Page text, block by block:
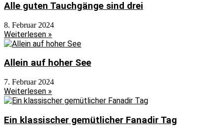
Alle guten Tauchgänge sind drei
8. Februar 2024
Weiterlesen »
Allein auf hoher See
7. Februar 2024
Weiterlesen »
Ein klassischer gemütlicher Fanadir Tag